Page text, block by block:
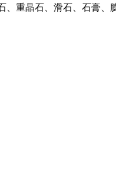
重晶石、滑石、石膏、